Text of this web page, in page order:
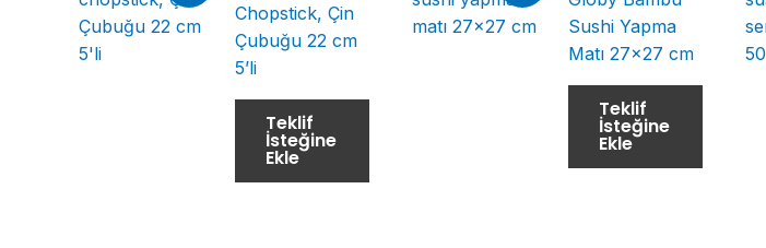
Chopstick, Çin
Çubuğu 22 cm
5’li
Teklif
İsteğine
Ekle
Sushi Yapma
Matı 27×27 cm
Teklif
İsteğine
Ekle